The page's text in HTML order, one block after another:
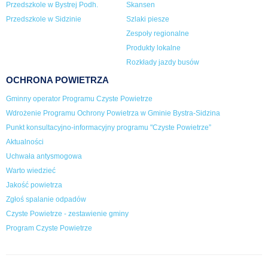
Przedszkole w Bystrej Podh.
Przedszkole w Sidzinie
Skansen
Szlaki piesze
Zespoły regionalne
Produkty lokalne
Rozkłady jazdy busów
OCHRONA POWIETRZA
Gminny operator Programu Czyste Powietrze
Wdrożenie Programu Ochrony Powietrza w Gminie Bystra-Sidzina
Punkt konsultacyjno-informacyjny programu "Czyste Powietrze”
Aktualności
Uchwała antysmogowa
Warto wiedzieć
Jakość powietrza
Zgłoś spalanie odpadów
Czyste Powietrze - zestawienie gminy
Program Czyste Powietrze